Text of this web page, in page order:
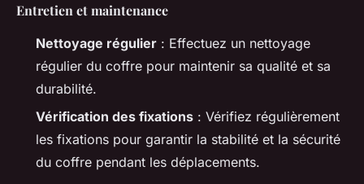
Entretien et maintenance
Nettoyage régulier : Effectuez un nettoyage
régulier du coffre pour maintenir sa qualité et sa
durabilité.
Vérification des fixations : Vérifiez régulièrement
les fixations pour garantir la stabilité et la sécurité
du coffre pendant les déplacements.